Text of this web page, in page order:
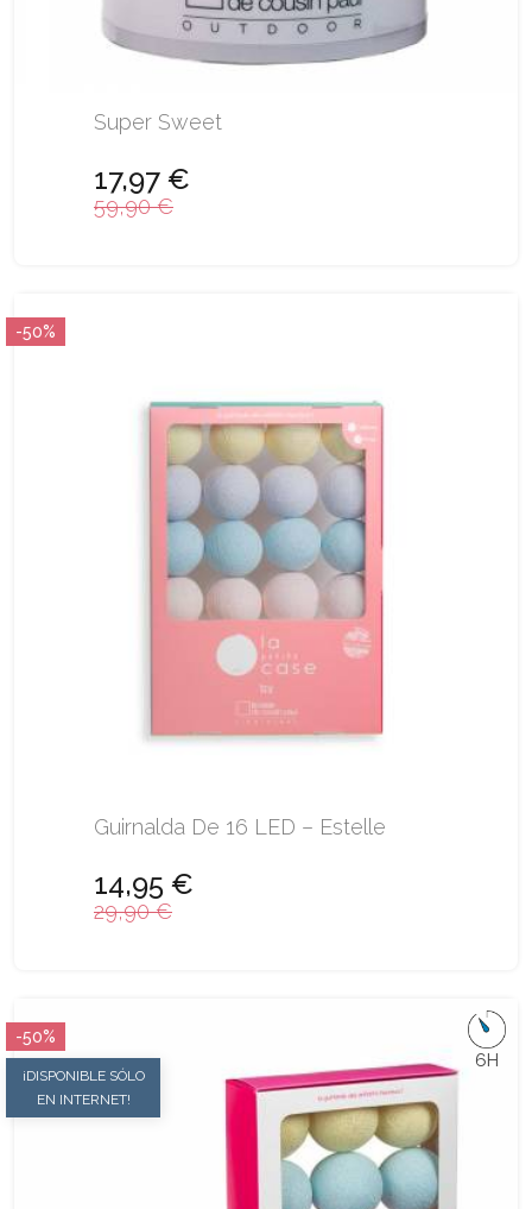
Super Sweet
17,97 €
59,90 €
-50%
Guirnalda De 16 LED – Estelle
14,95 €
29,90 €
¡DISPONIBLE SÓLO
EN INTERNET!
-50%
6H